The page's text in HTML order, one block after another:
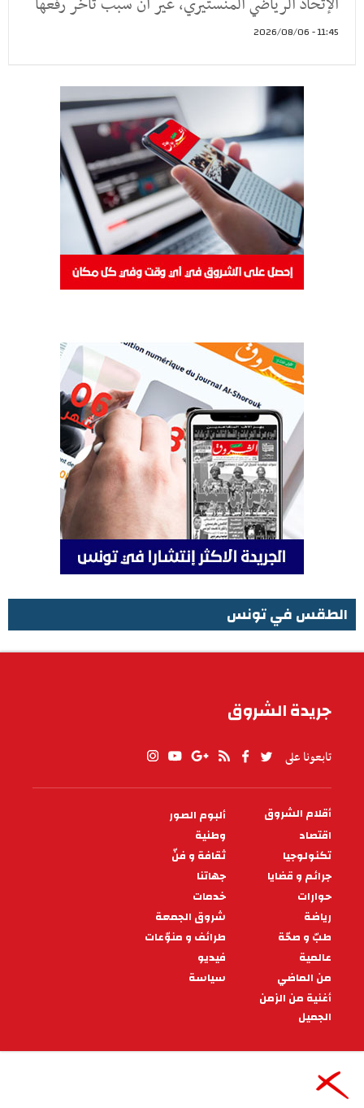
11:45 - 2026/08/06
الطقس في تونس
جريدة الشروق
تابعونا على
PIED
DE
PAGE
أقلام الشروق
ألبوم الصور
اقتصاد
وطنية
تكنولوجيا
ثقافة و فنّ
جرائم و قضايا
جهاتنا
حوارات
خدمات
رياضة
شروق الجمعة
طبّ و صحّة
طرائف و منوّعات
عالمية
فيديو
من الماضي
سياسة
أغنية من الزمن
الجميل